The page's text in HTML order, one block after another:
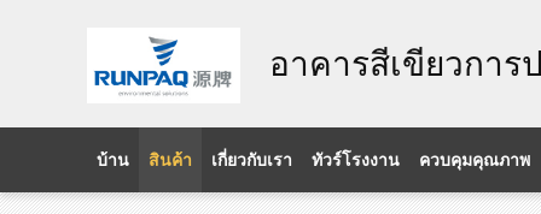
อาคารสีเขียวกา
บ้าน สินค้า เกี่ยวกับเรา ทัวร์โรงงาน ควบคุมคุณภาพ